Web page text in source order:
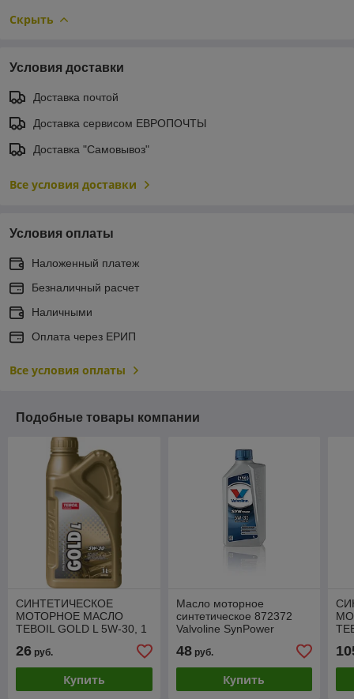
Скрыть
Условия доставки
Доставка почтой
Доставка сервисом ЕВРОПОЧТЫ
Доставка "Самовывоз"
Все условия доставки
Условия оплаты
Наложенный платеж
Безналичный расчет
Наличными
Оплата через ЕРИП
Все условия оплаты
Подобные товары компании
СИНТЕТИЧЕСКОЕ
МОТОРНОЕ МАСЛО
TEBOIL GOLD L 5W‑30, 1
26 руб.
Купить
Масло моторное
синтетическое 872372
Valvoline SynPower
Xtreme XL-III 5W-30 C3,
1L
48руб.
Купить